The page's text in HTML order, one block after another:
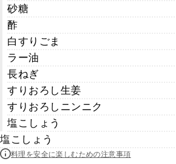
砂糖
酢
白すりごま
ラー油
長ねぎ
すりおろし生姜
すりおろしニンニク
塩こしょう
塩こしょう
料理を安全に楽しむための注意事項